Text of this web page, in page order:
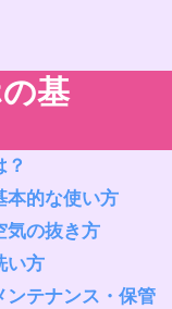
基
？
本的な使い方
気の抜き方
い方
ンテナンス・保管